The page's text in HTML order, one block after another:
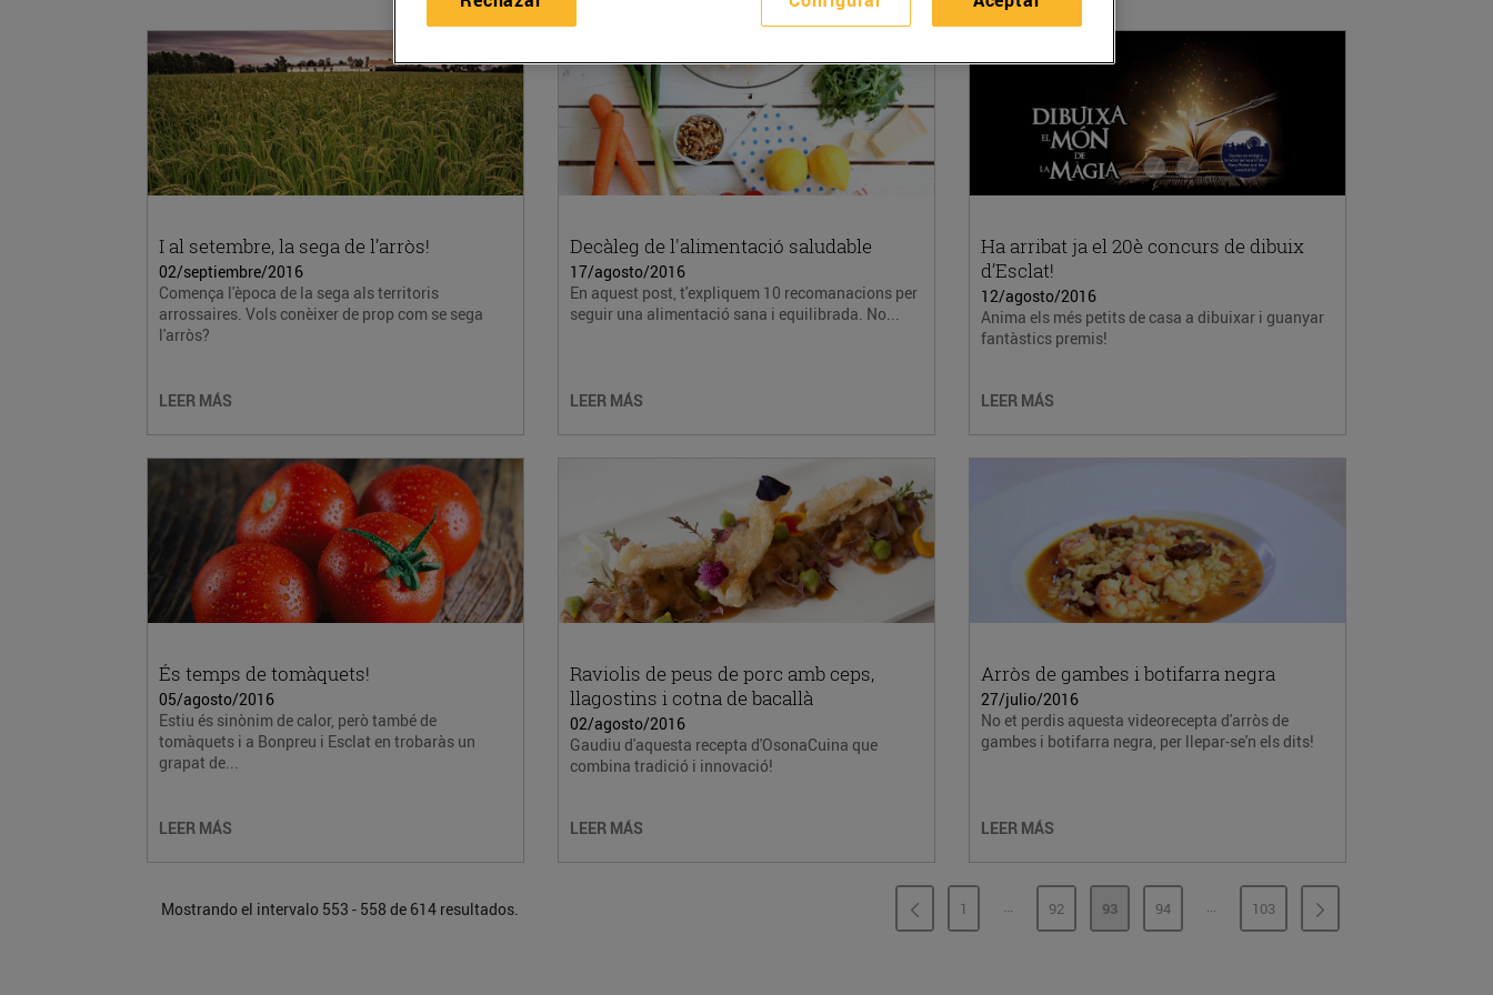
I al setembre, la sega de l’arròs!
02/septiembre/2016
Comença l'època de la sega als territoris
arrossaires. Vols conèixer de prop com se sega
l'arròs?
LEER MÁS
Decàleg de l'alimentació saludable
17/agosto/2016
En aquest post, t'expliquem 10 recomanacions per
seguir una alimentació sana i equilibrada. No...
LEER MÁS
Ha arribat ja el 20è concurs de dibuix
d’Esclat!
12/agosto/2016
Anima els més petits de casa a dibuixar i guanyar
fantàstics premis!
LEER MÁS
És temps de tomàquets!
05/agosto/2016
Estiu és sinònim de calor, però també de
tomàquets i a Bonpreu i Esclat en trobaràs un
grapat de...
LEER MÁS
Raviolis de peus de porc amb ceps,
llagostins i cotna de bacallà
02/agosto/2016
Gaudiu d'aquesta recepta d'OsonaCuina que
combina tradició i innovació!
LEER MÁS
Arròs de gambes i botifarra negra
27/julio/2016
No et perdis aquesta videorecepta d'arròs de
gambes i botifarra negra, per llepar-se'n els dits!
LEER MÁS
Mostrando el intervalo 553 - 558 de 614 resultados. PÁGINA
1 ...PÁGINAS INTERMEDIAS
PÁGINA
92 PÁGINA
93 PÁGINA
94 ...PÁGINAS INTERMEDIAS
PÁGINA
103